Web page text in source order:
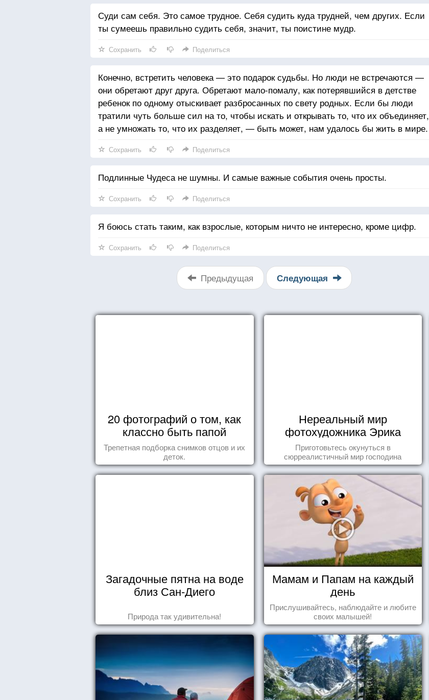
Суди сам себя. Это самое трудное. Себя судить куда трудней, чем других. Если
ты сумеешь правильно судить себя, значит, ты поистине мудр.
Сохранить Поделиться
Конечно, встретить человека — это подарок судьбы. Но люди не встречаются —
они обретают друг друга. Обретают мало-помалу, как потерявшийся в детстве
ребенок по одному отыскивает разбросанных по свету родных. Если бы люди
тратили чуть больше сил на то, чтобы искать и открывать то, что их объединяет,
а не умножать то, что их разделяет, — быть может, нам удалось бы жить в мире.
Сохранить Поделиться
Подлинные Чудеса не шумны. И самые важные события очень просты.
Сохранить Поделиться
Я боюсь стать таким, как взрослые, которым ничто не интересно, кроме цифр.
Сохранить Поделиться
Предыдущая Следующая
20 фотографий о том, как
классно быть папой
Трепетная подборка снимков отцов и их
деток.
Нереальный мир
фотохудожника Эрика
Йоханссона
Приготовьтесь окунуться в
сюрреалистичный мир господина
Йоханссона
Загадочные пятна на воде
близ Сан-Диего
Природа так удивительна!
Мамам и Папам на каждый
день
Прислушивайтесь, наблюдайте и любите
своих малышей!